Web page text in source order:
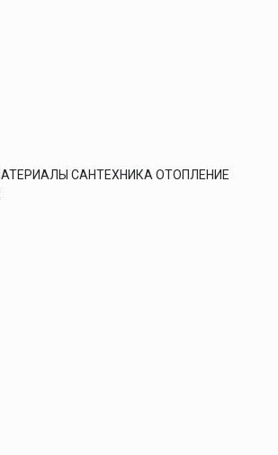
САНТЕХНИКА ОТОПЛЕНИЕ